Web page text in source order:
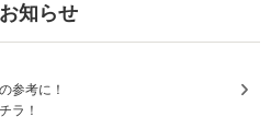
知らせ
参考に！
ラ！